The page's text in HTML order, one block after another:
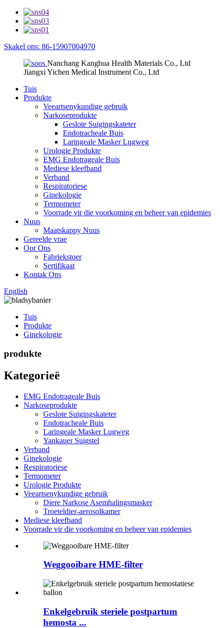
Skakel ons: 86-15907004970
Nanchang Kanghua Health Materials Co., Ltd
Jiangxi Yichen Medical Instrument Co., Ltd
Tuis
Produkte
Veeartsenykundige gebruik
Narkoseprodukte
Geslote Suigingskateter
Endotracheale Buis
Laringeale Masker Lugweg
Urologie Produkte
EMG Endotrageale Buis
Mediese kleefband
Verband
Respiratoriese
Ginekologie
Termometer
Voorrade vir die voorkoming en beheer van epidemies
Nuus
Maatskappy Nuus
Gereelde vrae
Oor Ons
Fabriekstoer
Sertifikaat
Kontak Ons
English
Tuis
Produkte
Ginekologie
produkte
Kategorieë
EMG Endotrageale Buis
Narkoseprodukte
Geslote Suigingskateter
Endotracheale Buis
Laringeale Masker Lugweg
Yankauer Suigstel
Verband
Ginekologie
Respiratoriese
Termometer
Urologie Produkte
Veeartsenykundige gebruik
Diere Narkose Asemhalingsmasker
Troeteldier-aerosolkamer
Mediese kleefband
Voorrade vir die voorkoming en beheer van epidemies
Weggooibare HME-filter
Enkelgebruik steriele postpartum
hemosta ...